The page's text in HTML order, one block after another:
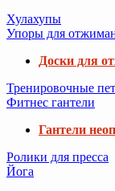
Хулахупы
Упоры для
Доски для
Тренировочные
Фитнес гантели
Гантели
Ролики для пресса
Йога